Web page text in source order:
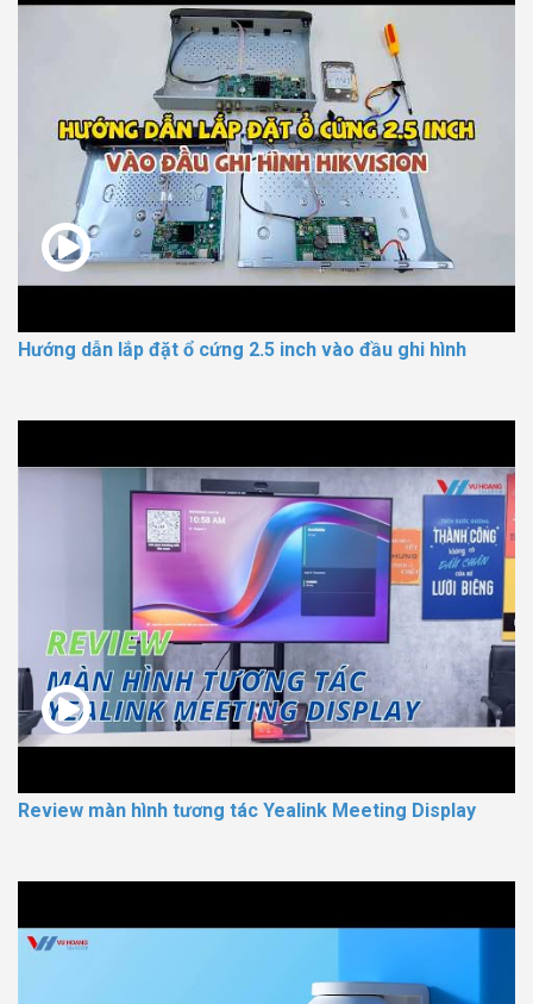
Hướng dẫn lắp đặt ổ cứng 2.5 inch vào đầu ghi hình
Review màn hình tương tác Yealink Meeting Display